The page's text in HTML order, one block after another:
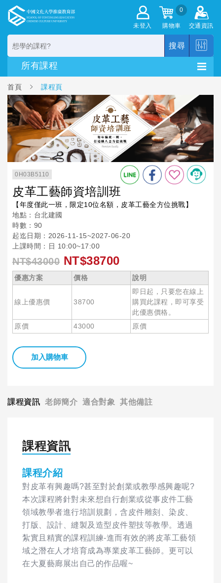
未登入
0
購物車 交通資訊
搜尋
首頁 課程頁
0H03B5110
皮革工藝師資培訓班
【年度僅此一班，限定10位名額，皮革工藝全方位挑戰】
地點：台北建國
時數：90
起迄日期：2026-11-15~2027-06-20
上課時間：日 10:00~17:00
NT$43000 NT$38700
優惠方案 價格 說明
線上優惠價 38700
即日起，只要您在線上
購買此課程，即可享受
此優惠價格。
原價
43000 原價
加入購物車
課程資訊 老師簡介 適合對象 其他備註
課程資訊
課程介紹
對皮革有興趣嗎?甚至對於創業或教學感興趣呢?
本次課程將針對未來想自行創業或從事皮件工藝
領域教學者進行培訓規劃，含皮件雕刻、染皮、
打版、設計、縫製及造型皮件塑技等教學。透過
紮實且精實的課程訓練-進而有效的將皮革工藝領
域之潛在人才培育成為專業皮革工藝師。更可以
在大夏藝廊展出自己的作品喔~